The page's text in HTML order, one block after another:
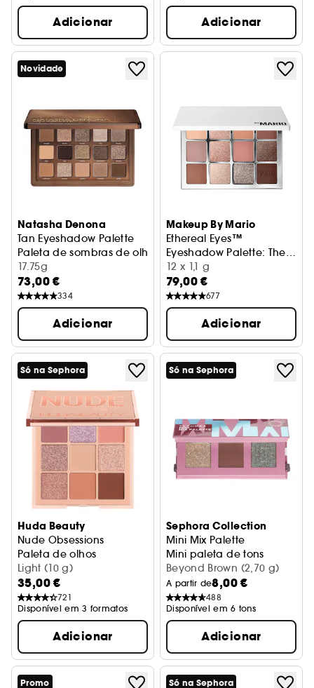
Adicionar Adicionar
Novidade
Natasha Denona
Tan Eyeshadow Palette
Paleta de sombras de olhos tamanho médio
17.75g
73,00 €
334
Adicionar
Makeup By Mario
Ethereal Eyes™
Eyeshadow Palette: The
Original
Paleta de sombras para os
12 x 1,1 g
79,00 €
677
Adicionar
Só na Sephora
Huda Beauty
Nude Obsessions
Paleta de olhos
Light (10 g)
35,00 €
721
Disponível em 3 formatos
Adicionar
Só na Sephora
Sephora Collection
Mini Mix Palette
Mini paleta de tons
Beyond Brown (2,70 g)
A partir de8,00 €
488
Disponível em 6 tons
Adicionar
Promo Só na Sephora